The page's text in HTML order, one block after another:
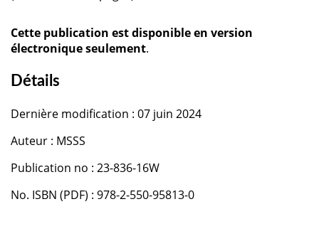
Cette publication est disponible en version
électronique seulement.
Détails
Dernière modification : 07 juin 2024
Auteur : MSSS
Publication no : 23-836-16W
No. ISBN (PDF) : 978-2-550-95813-0